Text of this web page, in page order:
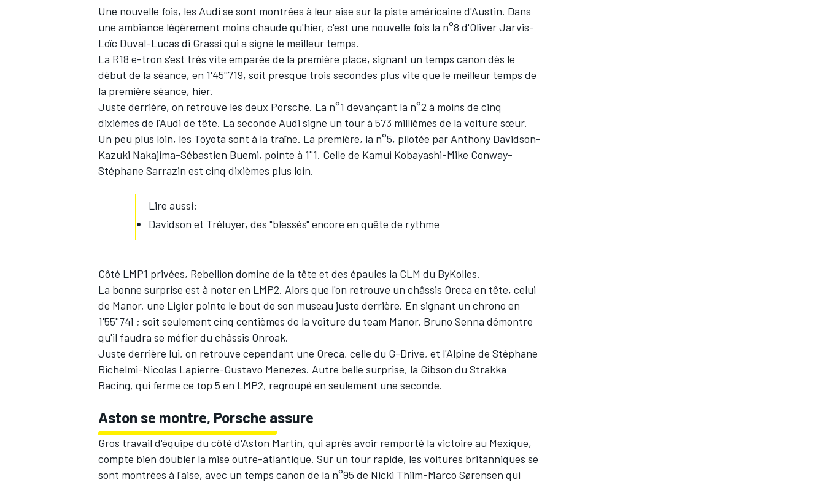
Une nouvelle fois, les Audi se sont montrées à leur aise sur la piste américaine d'Austin. Dans
une ambiance légèrement moins chaude qu'hier, c'est une nouvelle fois la n°8 d'Oliver Jarvis-
Loïc Duval-Lucas di Grassi qui a signé le meilleur temps.
La R18 e-tron s'est très vite emparée de la première place, signant un temps canon dès le
début de la séance, en 1'45''719, soit presque trois secondes plus vite que le meilleur temps de
la première séance, hier.
Juste derrière, on retrouve les deux Porsche. La n°1 devançant la n°2 à moins de cinq
dixièmes de l'Audi de tête. La seconde Audi signe un tour à 573 millièmes de la voiture sœur.
Un peu plus loin, les Toyota sont à la traîne. La première, la n°5, pilotée par Anthony Davidson-
Kazuki Nakajima-Sébastien Buemi, pointe à 1''1. Celle de Kamui Kobayashi-Mike Conway-
Stéphane Sarrazin est cinq dixièmes plus loin.
Lire aussi:
Davidson et Tréluyer, des "blessés" encore en quête de rythme
Côté LMP1 privées, Rebellion domine de la tête et des épaules la CLM du ByKolles.
La bonne surprise est à noter en LMP2. Alors que l'on retrouve un châssis Oreca en tête, celui
de Manor, une Ligier pointe le bout de son museau juste derrière. En signant un chrono en
1'55''741 ; soit seulement cinq centièmes de la voiture du team Manor. Bruno Senna démontre
qu'il faudra se méfier du châssis Onroak.
Juste derrière lui, on retrouve cependant une Oreca, celle du G-Drive, et l'Alpine de Stéphane
Richelmi-Nicolas Lapierre-Gustavo Menezes. Autre belle surprise, la Gibson du Strakka
Racing, qui ferme ce top 5 en LMP2, regroupé en seulement une seconde.
Aston se montre, Porsche assure
Gros travail d'équipe du côté d'Aston Martin, qui après avoir remporté la victoire au Mexique,
compte bien doubler la mise outre-atlantique. Sur un tour rapide, les voitures britanniques se
sont montrées à l'aise, avec un temps canon de la n°95 de Nicki Thiim-Marco Sørensen qui